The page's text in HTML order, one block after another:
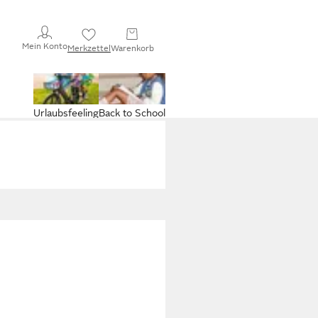
Mein KontoMerkzettelWarenkorb
Back to School
Urlaubsfeeling